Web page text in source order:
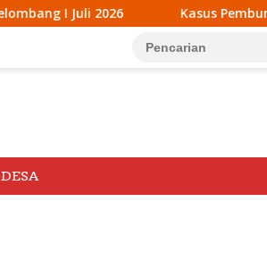
Kasus Pembunuhan di Hutan Halteng
DESA